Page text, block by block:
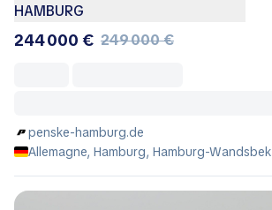
HAMBURG
244 000 € 249 000 €
penske-hamburg.de
Allemagne, Hamburg, Hamburg-Wandsbek